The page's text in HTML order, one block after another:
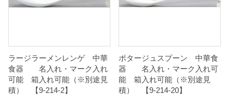
-
2
1
ラージラーメンレンゲ 中華
食器 名入れ・マーク入れ
可能 箱入れ可能（※別途見
積） 【9-214-2】
ポタージュスプーン 中華食
器 名入れ・マーク入れ可
能 箱入れ可能（※別途見
積） 【9-214-20】